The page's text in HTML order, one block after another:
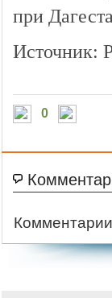
при
Источник:
0